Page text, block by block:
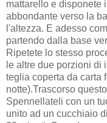
mattarello e disponete
abbondante verso la
l'altezza. E adesso
partendo dalla base
Ripetete lo stesso
le altre due porzioni di
teglia coperta da carta
notte).Trascorso
Spennellateli con un
unito ad un cucchiaio